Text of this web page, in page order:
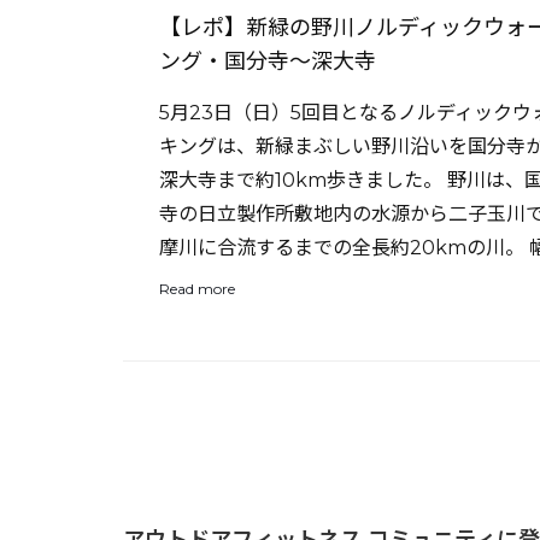
【レポ】新緑の野川ノルディックウォ
ング・国分寺〜深大寺
5月23日（日）5回目となるノルディックウ
キングは、新緑まぶしい野川沿いを国分寺
深大寺まで約10km歩きました。 野川は、
寺の日立製作所敷地内の水源から二子玉川
摩川に合流するまでの全長約20kmの川。
Read more